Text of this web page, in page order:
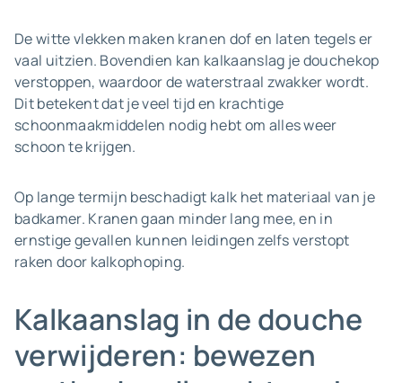
De witte vlekken maken kranen dof en laten tegels er
vaal uitzien. Bovendien kan kalkaanslag je douchekop
verstoppen, waardoor de waterstraal zwakker wordt.
Dit betekent dat je veel tijd en krachtige
schoonmaakmiddelen nodig hebt om alles weer
schoon te krijgen.
Op lange termijn beschadigt kalk het materiaal van je
badkamer. Kranen gaan minder lang mee, en in
ernstige gevallen kunnen leidingen zelfs verstopt
raken door kalkophoping.
Kalkaanslag in de douche
verwijderen: bewezen